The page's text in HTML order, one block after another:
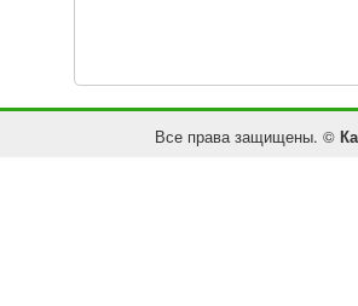
Все права защищены. ©